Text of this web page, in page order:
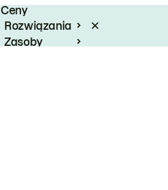
Ceny
Rozwiązania
Zasoby